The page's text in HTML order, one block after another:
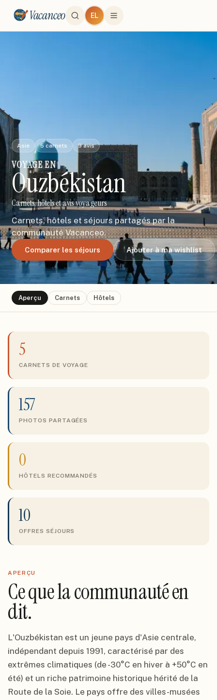
Vacanceo EL
Asie 5carnets 9avis
VOYAGEEN
Ouzbékistan
Carnets, hôtels et avis voyageurs
Carnets, hôtels et séjours partagés par la
communauté Vacanceo.
Comparer les séjours Ajouter à ma wishlist
Aperçu Carnets Hôtels
5
CARNETS DE VOYAGE
157
PHOTOS PARTAGÉES
0
HÔTELS RECOMMANDÉS
10
OFFRES SÉJOURS
APERÇU
Ce que la communauté en
dit.
L'Ouzbékistan est un jeune pays d'Asie centrale,
indépendant depuis 1991, caractérisé par des
extrêmes climatiques (de -30°C en hiver à +50°C en
été) et un riche patrimoine historique hérité de la
Route de la Soie. Le pays offre des villes-musées